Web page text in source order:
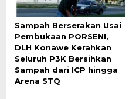
Sampah Berserakan Usai
Pembukaan PORSENI,
DLH Konawe Kerahkan
Seluruh P3K Bersihkan
Sampah dari ICP hingga
Arena STQ